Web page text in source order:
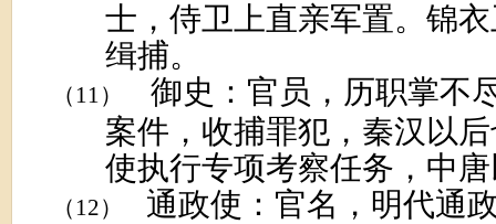
士，侍卫上直亲军置。锦
缉捕。
（11）
御史：官员，历职掌不
案件，收捕罪犯，秦汉以
使执行专项考察任务，中
（12）
通政使：官名，明代通